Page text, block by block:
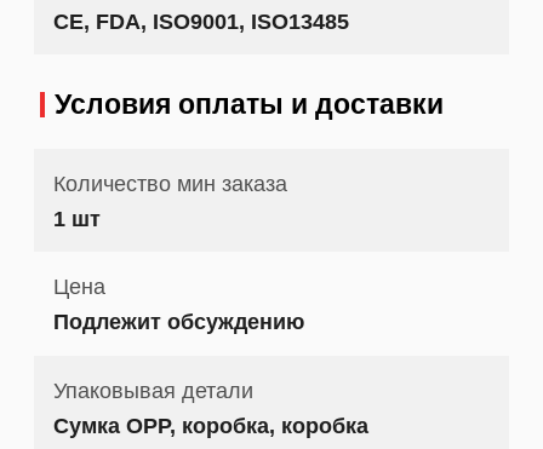
CE, FDA, ISO9001, ISO13485
Условия оплаты и доставки
Количество мин заказа
1 шт
Цена
Подлежит обсуждению
Упаковывая детали
Сумка OPP, коробка, коробка